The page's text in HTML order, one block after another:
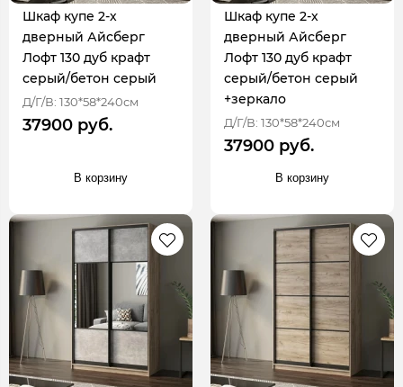
Шкаф купе 2-х
дверный Айсберг
Лофт 130 дуб крафт
серый/бетон серый
Д/Г/В: 130*58*240см
37900 руб.
В корзину
Шкаф купе 2-х
дверный Айсберг
Лофт 130 дуб крафт
серый/бетон серый
+зеркало
Д/Г/В: 130*58*240см
37900 руб.
В корзину